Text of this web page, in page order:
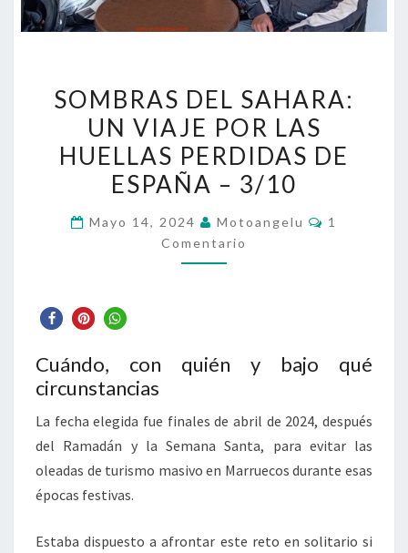
DEL
SAHARA:
UN
VIAJE
LAS
HUELLAS
3/10
SOMBRAS DEL SAHARA:
UN VIAJE POR LAS
HUELLAS PERDIDAS DE
ESPAÑA – 3/10
Mayo 14, 2024 Motoangelu
1
Comentario
Cuándo, con quién y bajo qué
circunstancias
La fecha elegida fue finales de abril de 2024, después
del Ramadán y la Semana Santa, para evitar las
oleadas de turismo masivo en Marruecos durante esas
épocas festivas.
Estaba dispuesto a afrontar este reto en solitario si